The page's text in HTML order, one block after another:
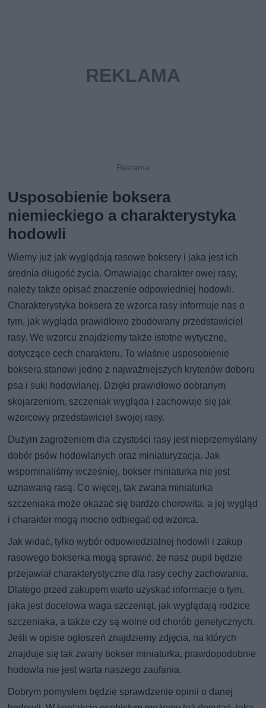
Usposobienie boksera
niemieckiego a charakterystyka
hodowli
Wiemy już jak wyglądają rasowe boksery i jaka jest ich
średnia długość życia. Omawiając charakter owej rasy,
należy także opisać znaczenie odpowiedniej hodowli.
Charakterystyka boksera ze wzorca rasy informuje nas o
tym, jak wygląda prawidłowo zbudowany przedstawiciel
rasy. We wzorcu znajdziemy także istotne wytyczne,
dotyczące cech charakteru. To właśnie usposobienie
boksera stanowi jedno z najważniejszych kryteriów doboru
psa i suki hodowlanej. Dzięki prawidłowo dobranym
skojarzeniom, szczeniak wygląda i zachowuje się jak
wzorcowy przedstawiciel swojej rasy.
Dużym zagrożeniem dla czystości rasy jest nieprzemyślany
dobór psów hodowlanych oraz miniaturyzacja. Jak
wspominaliśmy wcześniej, bokser miniaturka nie jest
uznawaną rasą. Co więcej, tak zwana miniaturka
szczeniaka może okazać się bardzo chorowita, a jej wygląd
i charakter mogą mocno odbiegać od wzorca.
Jak widać, tylko wybór odpowiedzialnej hodowli i zakup
rasowego bokserka mogą sprawić, że nasz pupil będzie
przejawiał charakterystyczne dla rasy cechy zachowania.
Dlatego przed zakupem warto uzyskać informacje o tym,
jaka jest docelowa waga szczeniąt, jak wyglądają rodzice
szczeniaka, a także czy są wolne od chorób genetycznych.
Jeśli w opisie ogłoszeń znajdziemy zdjęcia, na których
znajduje się tak zwany bokser miniaturka, prawdopodobnie
hodowla nie jest warta naszego zaufania.
Dobrym pomysłem będzie sprawdzenie opinii o danej